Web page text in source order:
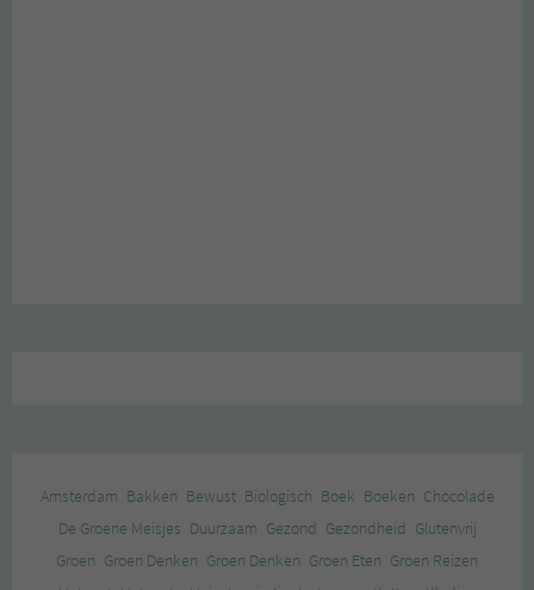
Amsterdam Bakken Bewust Biologisch Boek Boeken Chocolade
De Groene Meisjes Duurzaam Gezond Gezondheid Glutenvrij
Groen Groen Denken Groen Denken Groen Eten Groen Reizen